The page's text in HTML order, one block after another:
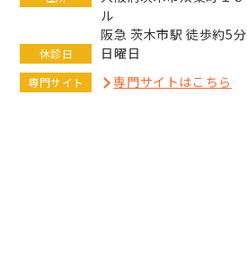
ル
阪急 茨木市駅 徒歩約5分
休診日 日曜日
専門サイト 専門サイトはこちら